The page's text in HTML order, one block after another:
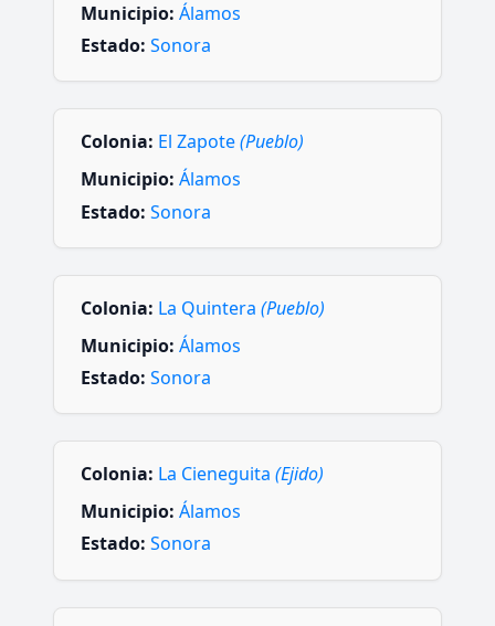
Municipio: Álamos
Estado: Sonora
Colonia: El Zapote(Pueblo)
Municipio: Álamos
Estado: Sonora
Colonia: La Quintera (Pueblo)
Municipio: Álamos
Estado: Sonora
Colonia: La Cieneguita (Ejido)
Municipio: Álamos
Estado: Sonora